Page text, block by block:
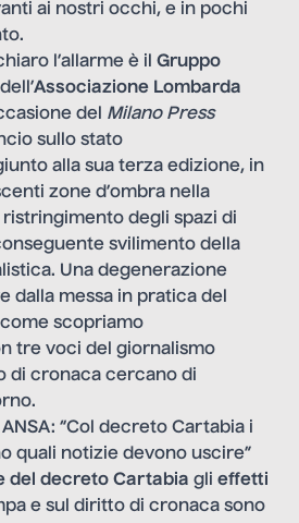
ai nostri occhi, e in pochi
l’allarme è il Gruppo
dell’Associazione Lombarda
del Milano Press
sullo stato
alla sua terza edizione, in
zone d’ombra nella
ristringimento degli spazi di
svilimento della
Una degenerazione
dalla messa in pratica del
come scopriamo
tre voci del giornalismo
di cronaca cercano di
“Col decreto Cartabia i
quali notizie devono uscire”
del decreto Cartabia gli effetti
e sul diritto di cronaca sono